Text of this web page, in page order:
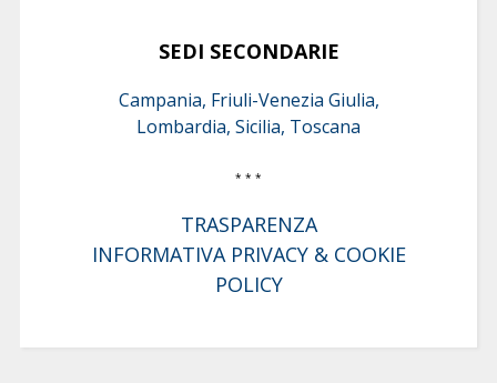
SEDI SECONDARIE
Campania, Friuli-Venezia Giulia,
Lombardia, Sicilia, Toscana
* * *
TRASPARENZA
INFORMATIVA PRIVACY & COOKIE
POLICY